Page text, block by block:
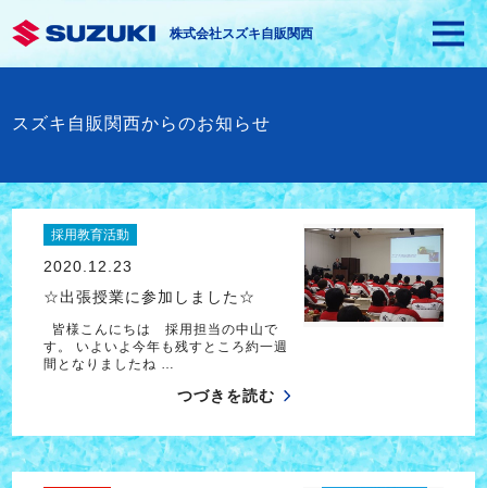
株式会社スズキ自販関西
スズキ自販関西からのお知らせ
採用教育活動
2020.12.23
☆出張授業に参加しました☆
皆様こんにちは 採用担当の中山で
す。 いよいよ今年も残すところ約一週
間となりましたね …
つづきを読む